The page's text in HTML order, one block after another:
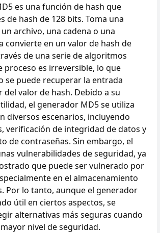
es una función de hash que
de hash de 128 bits. Toma una
archivo, una cadena o una
convierte en un valor de hash de
de una serie de algoritmos
proceso es irreversible, lo que
se puede recuperar la entrada
valor de hash. Debido a su
el generador MD5 se utiliza
diversos escenarios, incluyendo
verificación de integridad de datos y
de contraseñas. Sin embargo, el
vulnerabilidades de seguridad, ya
que puede ser vulnerado por
en el almacenamiento
Por lo tanto, aunque el generador
útil en ciertos aspectos, se
alternativas más seguras cuando
nivel de seguridad.